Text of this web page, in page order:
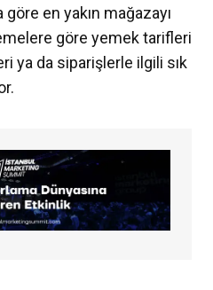
göre en yakın mağazayı
göre yemek tarifleri
ya da siparişlerle ilgili sık